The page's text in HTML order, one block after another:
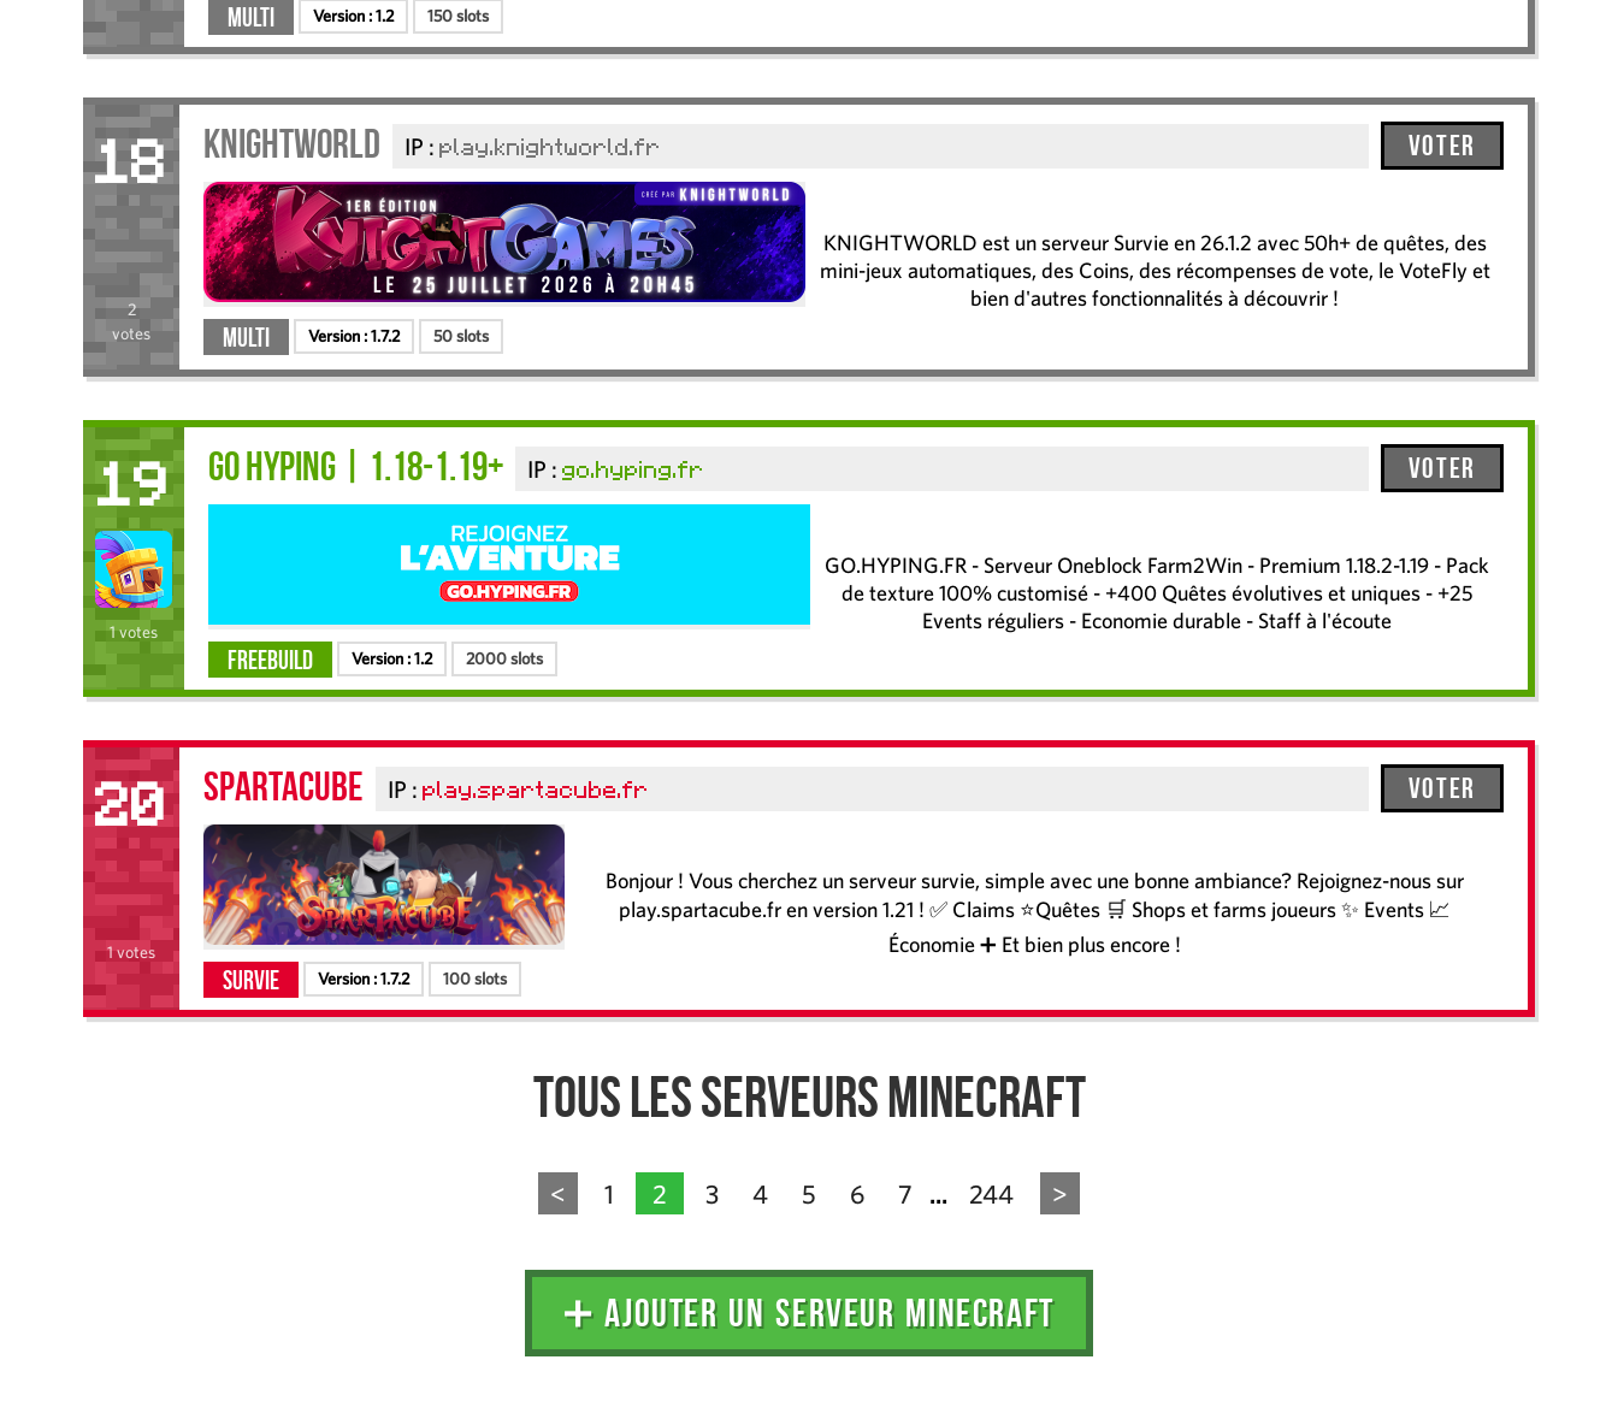
Multi Version :1.2 150 slots
18
2
votes
KnightWorld IP : play.knightworld.fr Voter
Multi Version :1.7.2 50 slots
KNIGHTWORLD est un serveur Survie en 26.1.2 avec 50h+ de quêtes, des
mini-jeux automatiques, des Coins, des récompenses de vote, le VoteFly et
bien d'autres fonctionnalités à découvrir !
19
1 votes
GO HYPING | 1.18-1.19+ IP : go.hyping.fr Voter
FreeBuild Version :1.2 2000 slots
GO.HYPING.FR - Serveur Oneblock Farm2Win - Premium 1.18.2-1.19 - Pack
de texture 100% customisé - +400 Quêtes évolutives et uniques - +25
Events réguliers - Economie durable - Staff à l'écoute
20
1 votes
SpartaCube IP : play.spartacube.fr Voter
Survie Version :1.7.2 100 slots
Bonjour ! Vous cherchez un serveur survie, simple avec une bonne ambiance? Rejoignez-nous sur
play.spartacube.fr en version 1.21 ! ✅ Claims ⭐Quêtes 🛒 Shops et farms joueurs ✨ Events 📈
Économie ➕ Et bien plus encore !
Tous les serveurs Minecraft
< 1 2 3 4 5 6 7 ... 244 >
➕ AJOUTER UN SERVEUR MINECRAFT